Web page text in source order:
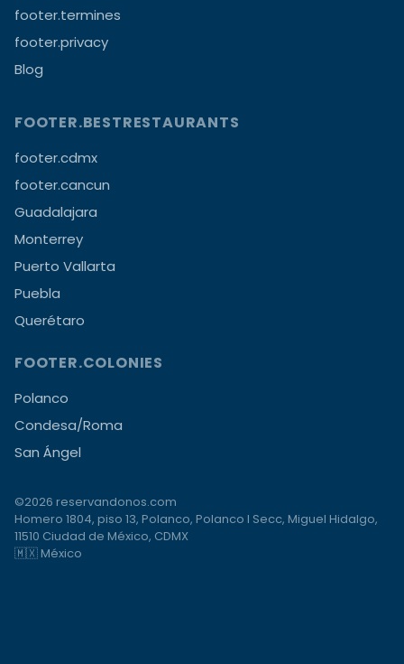
footer.termines
footer.privacy
Blog
FOOTER.BESTRESTAURANTS
footer.cdmx
footer.cancun
Guadalajara
Monterrey
Puerto Vallarta
Puebla
Querétaro
FOOTER.COLONIES
Polanco
Condesa/Roma
San Ángel
©2026 reservandonos.com
Homero 1804, piso 13, Polanco, Polanco I Secc, Miguel Hidalgo,
11510 Ciudad de México, CDMX
🇲🇽 México